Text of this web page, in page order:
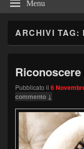
Menu
ARCHIVI TAG:
Pubblicato il 6
commento ↓